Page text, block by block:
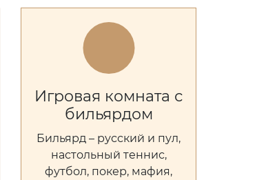
Игровая комната с
бильярдом
Бильярд – русский и пул,
настольный теннис,
футбол, покер, мафия,